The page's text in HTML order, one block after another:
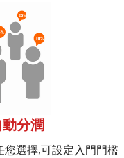
分潤
選擇,可設定入門門檻